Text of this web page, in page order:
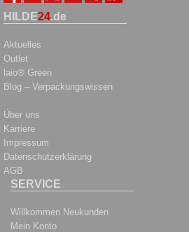
HILDE24.de
Aktuelles
Outlet
laio® Green
Blog – Verpackungswissen
Über uns
Karriere
Impressum
Datenschutzerklärung
AGB
SERVICE
Willkommen Neukunden
Mein Konto